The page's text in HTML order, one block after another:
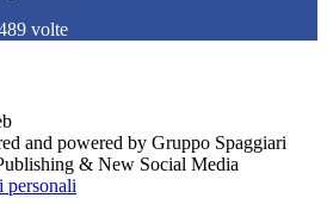
volte
and powered by Gruppo Spaggiari
& New Social Media
personali